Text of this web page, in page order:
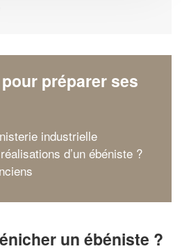
préparer ses
industrielle
d’un ébéniste ?
un ébéniste ?